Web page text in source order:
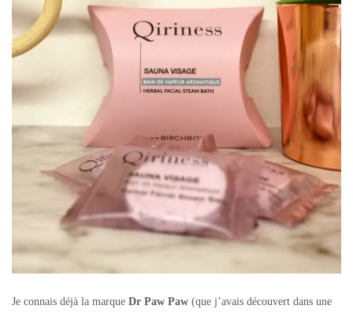
Je connais déjà la marque Dr Paw Paw (que j’avais découvert dans une